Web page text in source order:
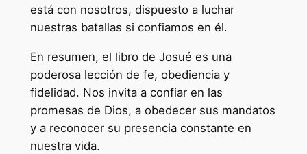
está con nosotros, dispuesto a luchar
nuestras batallas si confiamos en él.
En resumen, el libro de Josué es una
poderosa lección de fe, obediencia y
fidelidad. Nos invita a confiar en las
promesas de Dios, a obedecer sus mandatos
y a reconocer su presencia constante en
nuestra vida.